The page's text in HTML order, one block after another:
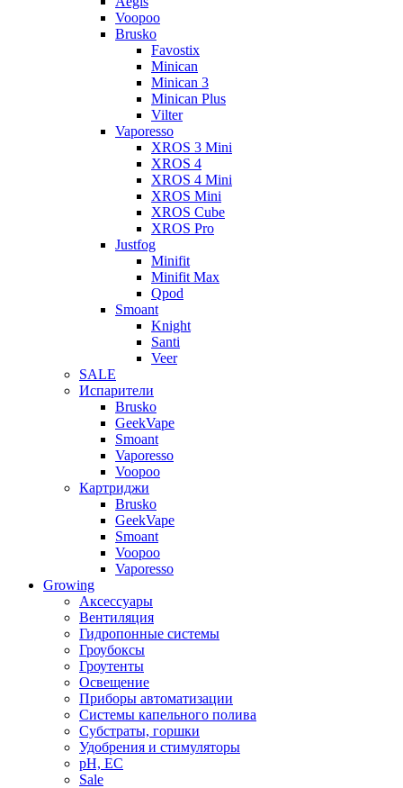
Voopoo
Brusko
Favostix
Minican
Minican 3
Minican Plus
Vilter
Vaporesso
XROS 3 Mini
XROS 4
XROS 4 Mini
XROS Mini
XROS Cube
XROS Pro
Justfog
Minifit
Minifit Max
Qpod
Smoant
Knight
Santi
Veer
SALE
Испарители
Brusko
GeekVape
Smoant
Vaporesso
Voopoo
Картриджи
Brusko
GeekVape
Smoant
Voopoo
Vaporesso
Growing
Аксессуары
Вентиляция
Гидропонные системы
Гроубоксы
Гроутенты
Освещение
Приборы автоматизации
Системы капельного полива
Субстраты, горшки
Удобрения и стимуляторы
pH, EC
Sale